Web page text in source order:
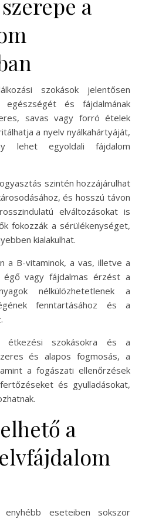
a
szokások jelentősen
és fájdalmának
savas vagy forró ételek
a nyelv nyálkahártyáját,
lehet egyoldali fájdalom
szintén hozzájárulhat
és hosszú távon
elváltozásokat is
fokozzák a sérülékenységet,
kialakulhat.
a B-vitaminok, a vas, illetve a
égő vagy fájdalmas érzést a
nélkülözhetetlenek a
fenntartásához és a
étkezési szokásokra és a
és alapos fogmosás, a
a fogászati ellenőrzések
és gyulladásokat,
a
eseteiben sokszor